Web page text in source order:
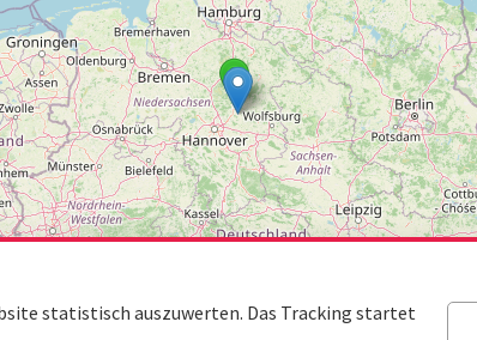
statistisch auszuwerten. Das Tracking startet